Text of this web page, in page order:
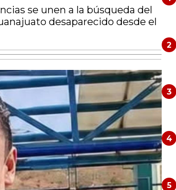
se unen a la búsqueda del
desaparecido desde el